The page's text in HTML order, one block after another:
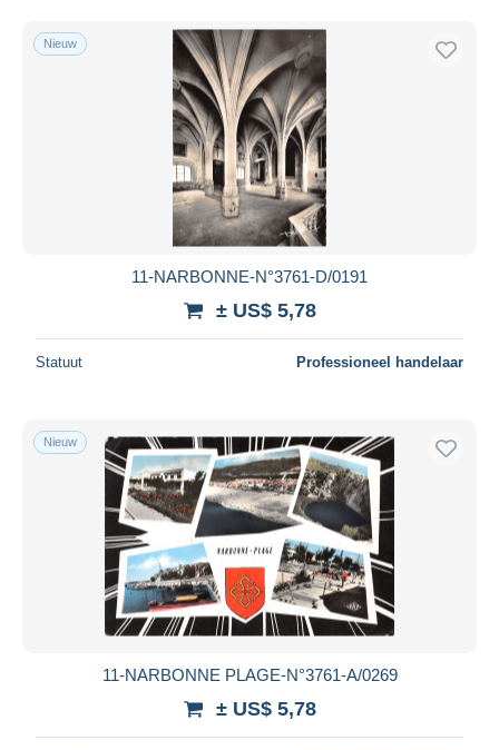
Nieuw
11-NARBONNE-N°3761-D/0191
± US$ 5,78
Statuut Professioneel handelaar
Nieuw
11-NARBONNE PLAGE-N°3761-A/0269
± US$ 5,78